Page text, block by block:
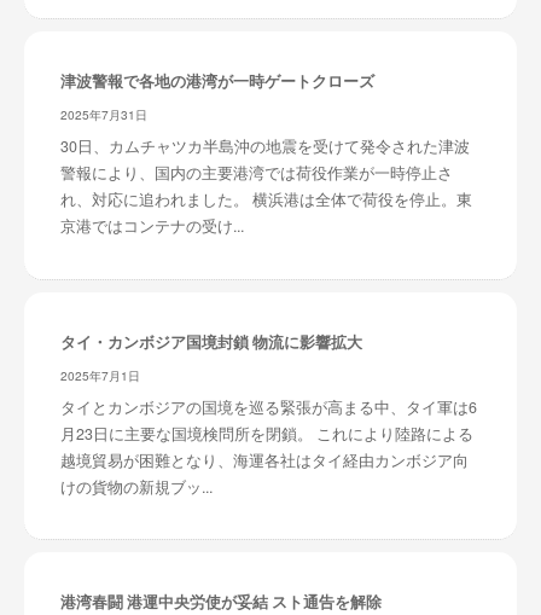
津波警報で各地の港湾が一時ゲートクローズ
2025年7月31日
30日、カムチャツカ半島沖の地震を受けて発令された津波
警報により、国内の主要港湾では荷役作業が一時停止さ
れ、対応に追われました。 横浜港は全体で荷役を停止。東
京港ではコンテナの受け...
タイ・カンボジア国境封鎖 物流に影響拡大
2025年7月1日
タイとカンボジアの国境を巡る緊張が高まる中、タイ軍は6
月23日に主要な国境検問所を閉鎖。 これにより陸路による
越境貿易が困難となり、海運各社はタイ経由カンボジア向
けの貨物の新規ブッ...
港湾春闘 港運中央労使が妥結 スト通告を解除